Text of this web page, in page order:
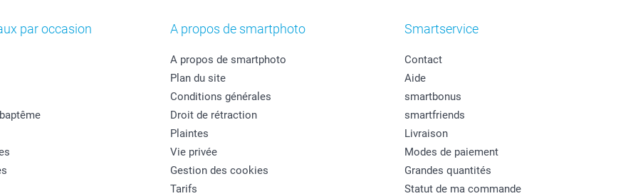
par occasion A propos de smartphoto
A propos de smartphoto
Plan du site
Conditions générales
Droit de rétraction
Plaintes
Vie privée
Gestion des cookies
Tarifs
Smartservice
Contact
Aide
smartbonus
smartfriends
Livraison
Modes de paiement
Grandes quantités
Statut de ma commande